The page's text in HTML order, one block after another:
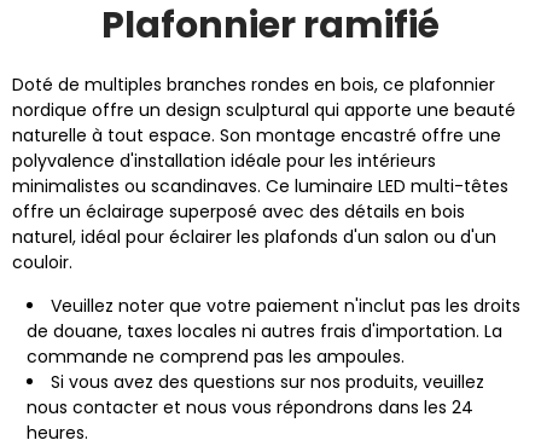
Plafonnier ramifié
Doté de multiples branches rondes en bois, ce plafonnier
nordique offre un design sculptural qui apporte une beauté
naturelle à tout espace. Son montage encastré offre une
polyvalence d'installation idéale pour les intérieurs
minimalistes ou scandinaves. Ce luminaire LED multi-têtes
offre un éclairage superposé avec des détails en bois
naturel, idéal pour éclairer les plafonds d'un salon ou d'un
couloir.
Veuillez noter que votre paiement n'inclut pas les droits
de douane, taxes locales ni autres frais d'importation. La
commande ne comprend pas les ampoules.
Si vous avez des questions sur nos produits, veuillez
nous contacter et nous vous répondrons dans les 24
heures.